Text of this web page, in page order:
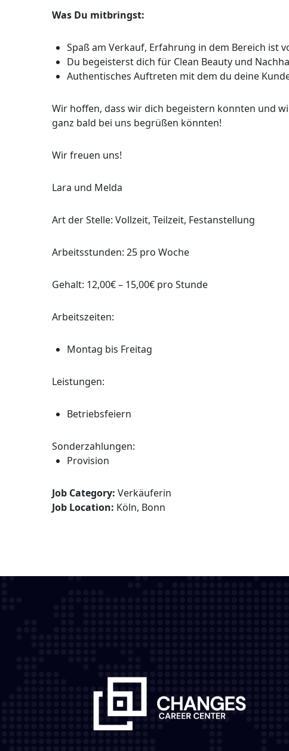
Was Du mitbringst:
Spaß am Verkauf, Erfahrung in dem Bereich ist
Du begeisterst dich für Clean Beauty und
Authentisches Auftreten mit dem du deine
Wir hoffen, dass wir dich begeistern konnten und
ganz bald bei uns begrüßen könnten!
Wir freuen uns!
Lara und Melda
Art der Stelle: Vollzeit, Teilzeit, Festanstellung
Arbeitsstunden: 25 pro Woche
Gehalt: 12,00€ – 15,00€ pro Stunde
Arbeitszeiten:
Montag bis Freitag
Leistungen:
Betriebsfeiern
Sonderzahlungen:
Provision
Job Category: Verkäuferin
Job Location: Köln Bonn